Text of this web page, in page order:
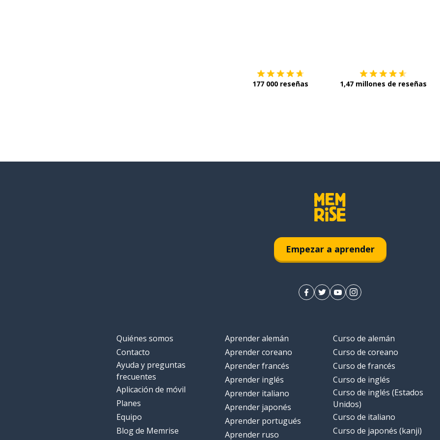
177 000 reseñas 1,47 millones de reseñas
Empezar a aprender
Quiénes somos
Contacto
Ayuda y preguntas
frecuentes
Aplicación de móvil
Planes
Equipo
Blog de Memrise
Aprender alemán
Aprender coreano
Aprender francés
Aprender inglés
Aprender italiano
Aprender japonés
Aprender portugués
Aprender ruso
Curso de alemán
Curso de coreano
Curso de francés
Curso de inglés
Curso de inglés (Estados
Unidos)
Curso de italiano
Curso de japonés (kanji)